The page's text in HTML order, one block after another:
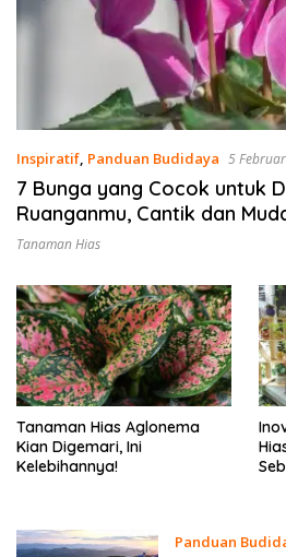
Inspiratif, Panduan Budidaya 5
7 Bunga yang Cocok untuk
Ruanganmu, Cantik dan
Tanaman Hias
Tanaman Hias Aglonema
Kian Digemari, Ini
Kelebihannya!
Panduan